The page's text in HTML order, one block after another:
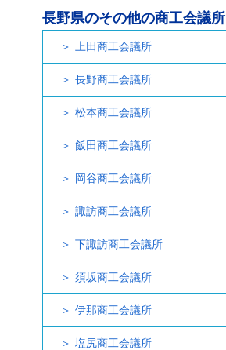
長野県のその他の商工会議所
上田商工会議所
長野商工会議所
松本商工会議所
飯田商工会議所
岡谷商工会議所
諏訪商工会議所
下諏訪商工会議所
須坂商工会議所
伊那商工会議所
塩尻商工会議所